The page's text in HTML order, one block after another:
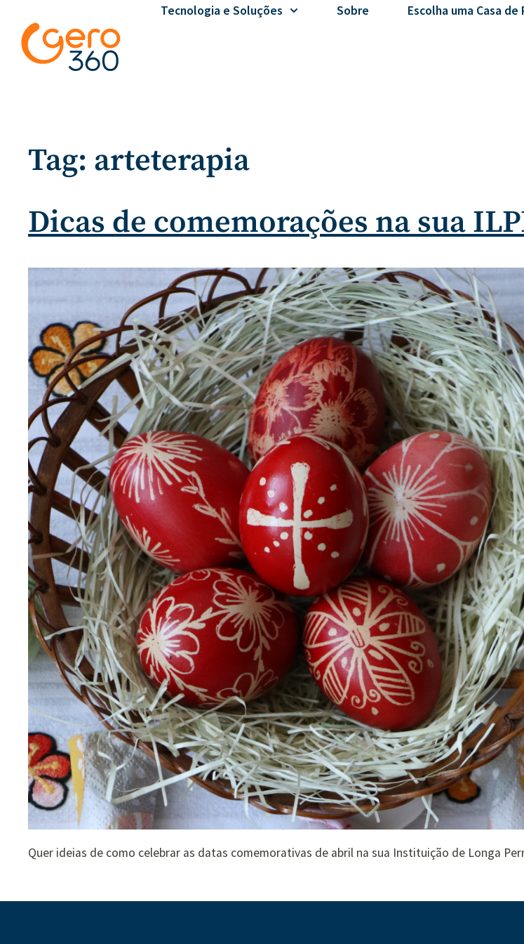
Tecnologia e Soluções Sobre Escolha uma Casa de
Tag: arteterapia
Dicas de comemorações na sua
Quer ideias de como celebrar as datas comemorativas de abril na sua Instituição de Longa